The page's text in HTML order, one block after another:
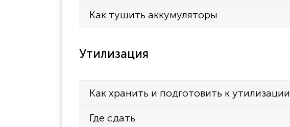
Как тушить аккумуляторы
Утилизация
Как хранить и подготовить к утилизации
Где сдать